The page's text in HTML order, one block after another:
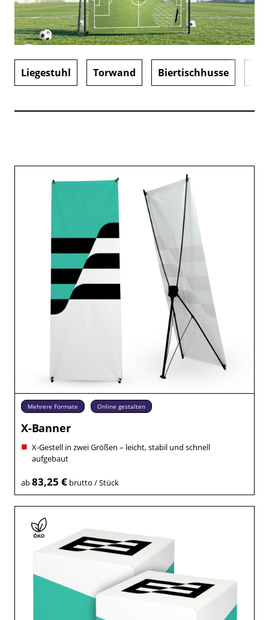
Liegestuhl Torwand Biertischhusse
Mehrere Formate Online gestalten
X-Banner
X-Gestell in zwei Größen – leicht, stabil und schnell
aufgebaut
ab83,25 €brutto / Stück